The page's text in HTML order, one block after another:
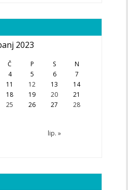
2023
Č P S N
lip. »
4 5 6
7
11 12 13
14
18 19 20
21
25 26 27
28